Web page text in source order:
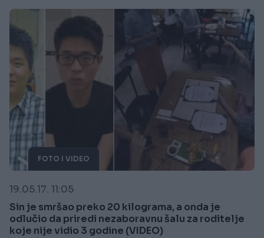
FOTO I VIDEO
19.05.17. 11:05
Sin je smršao preko 20 kilograma, a onda je
odlučio da priredi nezaboravnu šalu za roditelje
koje nije vidio 3 godine (VIDEO)